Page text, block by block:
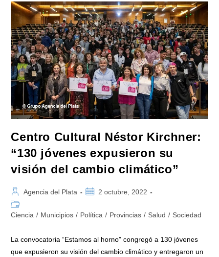
Y
Una
Ingeniera
Química
Fueron
Premiadas
En
El
MINCyT
Centro Cultural Néstor Kirchner:
“130 jóvenes expusieron su
visión del cambio climático”
Autor
de
la
Agencia del Plata
Publicación
la
2 octubre, 2022
Categoría
de
Ciencia / Municipios / Política / Provincias / Salud / Sociedad
La convocatoria “Estamos al horno” congregó a 130 jóvenes
que expusieron su visión del cambio climático y entregaron un